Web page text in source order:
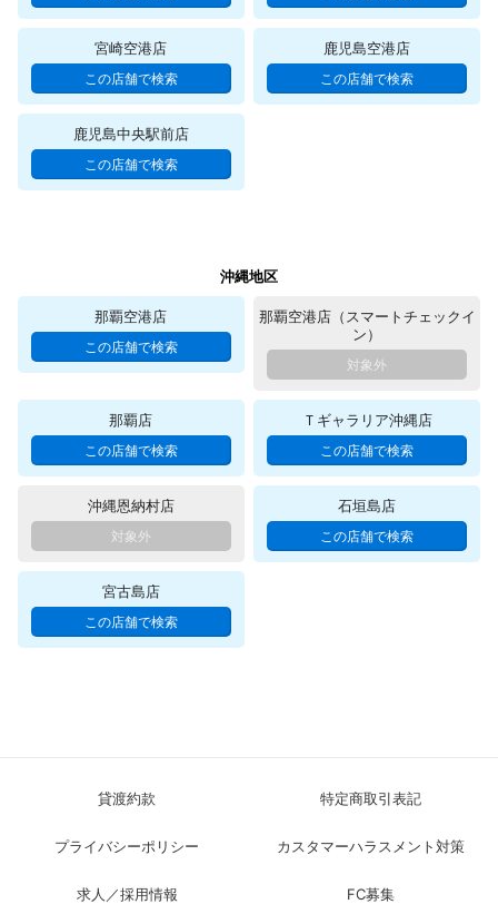
宮崎空港店 鹿児島空港店
鹿児島中央駅前店
沖縄地区
那覇空港店
那覇空港店（スマートチェックイ
ン）
那覇店 Ｔギャラリア沖縄店
沖縄恩納村店 石垣島店
宮古島店
貸渡約款 特定商取引表記
プライバシーポリシー カスタマーハラスメント対策
求人／採用情報 FC募集